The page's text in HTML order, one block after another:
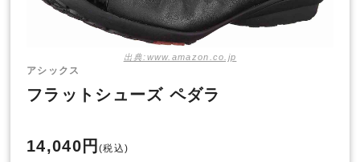
出典:www.amazon.co.jp
アシックス
フラットシューズ ペダラ
14,040円(税込)